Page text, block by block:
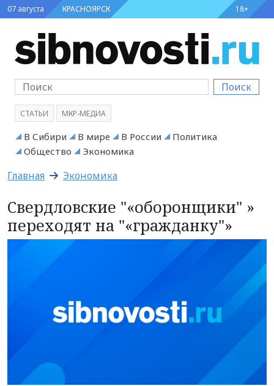
07 августа КРАСНОЯРСК 18+
Поиск
СТАТЬИ МКР-МЕДИА
В Сибири В мире В России
Политика
Общество
Экономика
Главная Экономика
Свердловские "«оборонщики" »
переходят на "«гражданку"»